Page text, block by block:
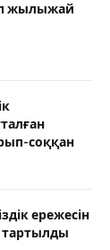
жылыжай
соққан
ережесін
тартылды